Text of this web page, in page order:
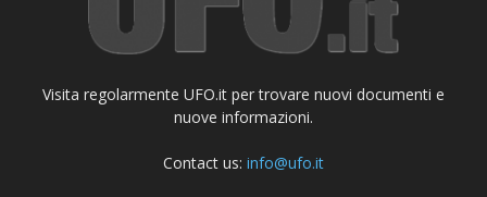
Visita regolarmente UFO.it per trovare nuovi documenti e
nuove informazioni.
Contact us: info@ufo.it